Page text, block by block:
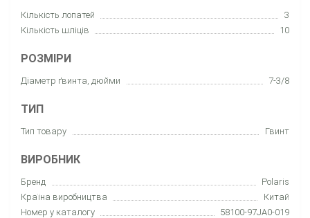
Кількість лопатей
3
Кількість шліців
10
РОЗМІРИ
Діаметр ґвинта, дюйми 7-3/8
ТИП
Тип товару Гвинт
ВИРОБНИК
Бренд
Polaris
Країна виробництва
Китай
Номер у каталогу
58100-97JA0-019